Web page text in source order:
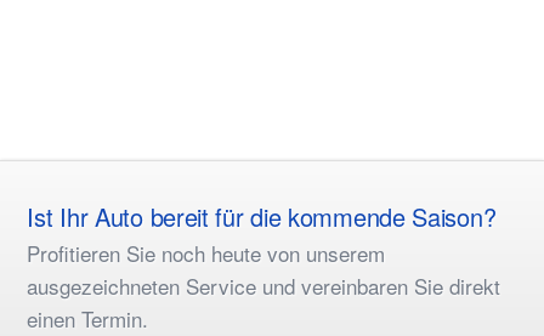
Ist Ihr Auto bereit für die kommende Saison?
Profitieren Sie noch heute von unserem
ausgezeichneten Service und vereinbaren Sie direkt
einen Termin.